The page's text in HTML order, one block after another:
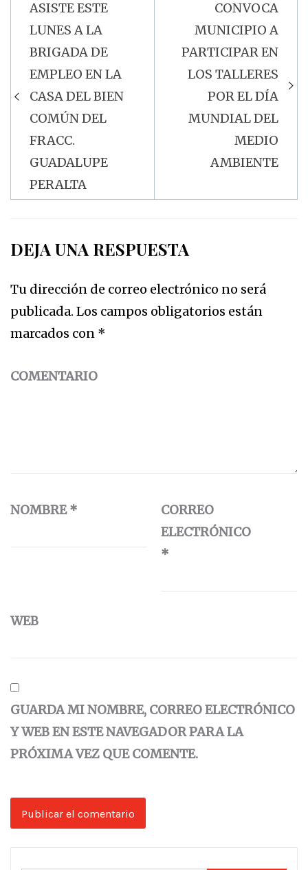
Navegación
de
entradas
ASISTE ESTE
LUNES A LA
BRIGADA DE
EMPLEO EN LA
CASA DEL BIEN
COMÚN DEL
FRACC.
GUADALUPE
PERALTA
CONVOCA
MUNICIPIO A
PARTICIPAR EN
LOS TALLERES
POR EL DÍA
MUNDIAL DEL
MEDIO
AMBIENTE
DEJA UNA RESPUESTA
Tu dirección de correo electrónico no será
publicada. Los campos obligatorios están
marcados con *
COMENTARIO
NOMBRE*
CORREO
ELECTRÓNICO
*
WEB
GUARDA MI NOMBRE, CORREO ELECTRÓNICO
Y WEB EN ESTE NAVEGADOR PARA LA
PRÓXIMA VEZ QUE COMENTE.